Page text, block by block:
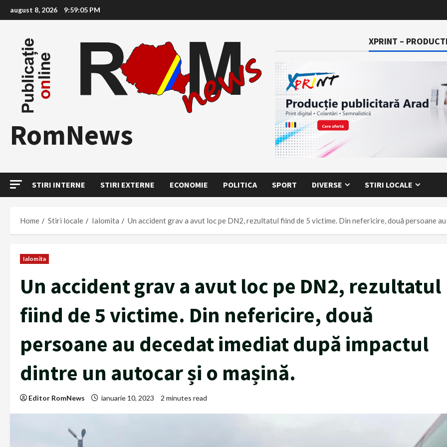
to
august 8, 2026 9:59:06 PM
RomNews
XPRINT –
STIRI INTERNE STIRI EXTERNE ECONOMIE POLITICA SPORT DIVERSE STIRI LOCALE
Home Stiri locale Ialomita Un accident grav a avut loc pe DN2, rezultatul fiind de 5 victime. Din nefericire, două persoane
Ialomita
Un accident grav a avut loc pe DN2, rezultatul
fiind de 5 victime. Din nefericire, două
persoane au decedat imediat după impactul
dintre un autocar și o mașină.
Editor RomNews ianuarie 10, 2023 2 minutes read